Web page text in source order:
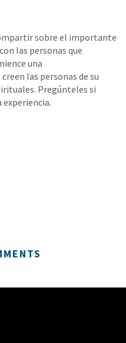
sobre el importante
las personas que
una
las personas de su
Pregúnteles si